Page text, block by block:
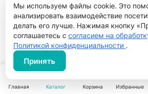
конфиденциальности
Продвижение сайта студияРекламный
Главная Каталог Корзина Избранные
Мы используем файлы cookie. Это
анализировать взаимодействие
делать его лучше. Нажимая кнопку
соглашаетесь с согласием на
Политикой конфиденциальности .
Принять